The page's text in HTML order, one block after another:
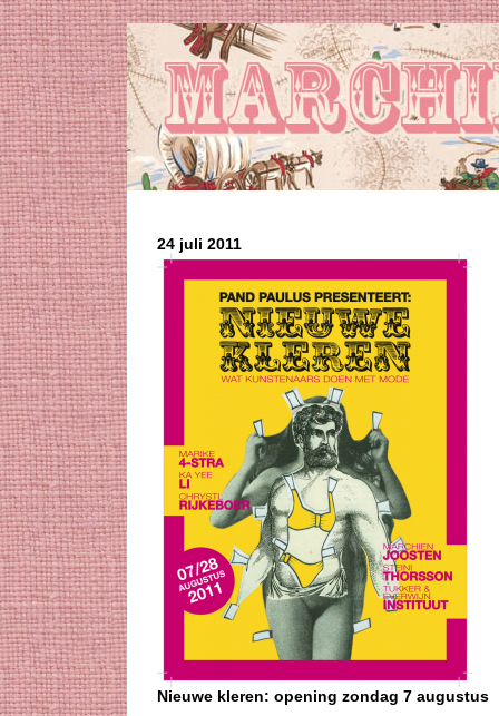
24 juli 2011
Nieuwe kleren: opening zondag 7 augustus